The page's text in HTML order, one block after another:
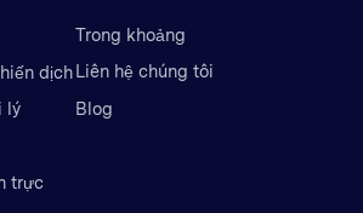
dịch
lý
trực
Trong khoảng
Liên hệ chúng tôi
Blog